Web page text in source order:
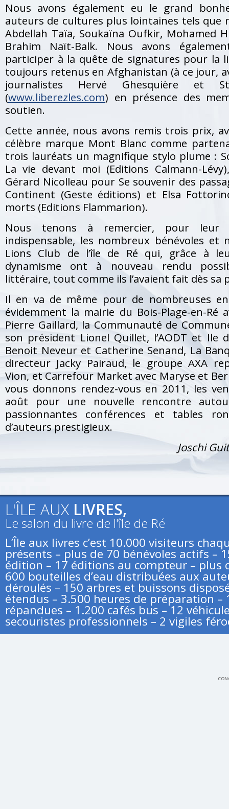
Nous avons également eu le grand
auteurs de cultures plus lointaines tels que
Abdellah Taïa, Soukaïna Oufkir, Mohamed
Brahim Naït-Balk. Nous avons
participer à la quête de signatures pour la
toujours retenus en Afghanistan (à ce jour,
journalistes Hervé Ghesquière et
(www.liberezles.com) en présence des
soutien.
Cette année, nous avons remis trois prix,
célèbre marque Mont Blanc comme
trois lauréats un magnifique stylo plume :
La vie devant moi (Editions Calmann-
Gérard Nicolleau pour Se souvenir des
Continent (Geste éditions) et Elsa
morts (Editions Flammarion).
Nous tenons à remercier, pour leur
indispensable, les nombreux bénévoles et
Lions Club de l’île de Ré qui, grâce à
dynamisme ont à nouveau rendu
littéraire, tout comme ils l’avaient fait dès sa
Il en va de même pour de nombreuses
évidemment la mairie du Bois-Plage-en-Ré
Pierre Gaillard, la Communauté de
son président Lionel Quillet, l’AODT et Ile
Benoit Neveur et Catherine Senand, La
directeur Jacky Pairaud, le groupe AXA
Vion, et Carrefour Market avec Maryse et
vous donnons rendez-vous en 2011, les
août pour une nouvelle rencontre
passionnantes conférences et tables
d’auteurs prestigieux.
Joschi
L'ÎLE AUX LIVRES,
Le salon du livre de l'île de Ré
L’Île aux livres c’est 10.000 visiteurs
présents – plus de 70 bénévoles actifs –
édition – 17 éditions au compteur – plus
600 bouteilles d’eau distribuées aux
déroulés – 150 arbres et buissons
étendus – 3.500 heures de préparation
répandues – 1.200 cafés bus – 12
secouristes professionnels – 2 vigiles